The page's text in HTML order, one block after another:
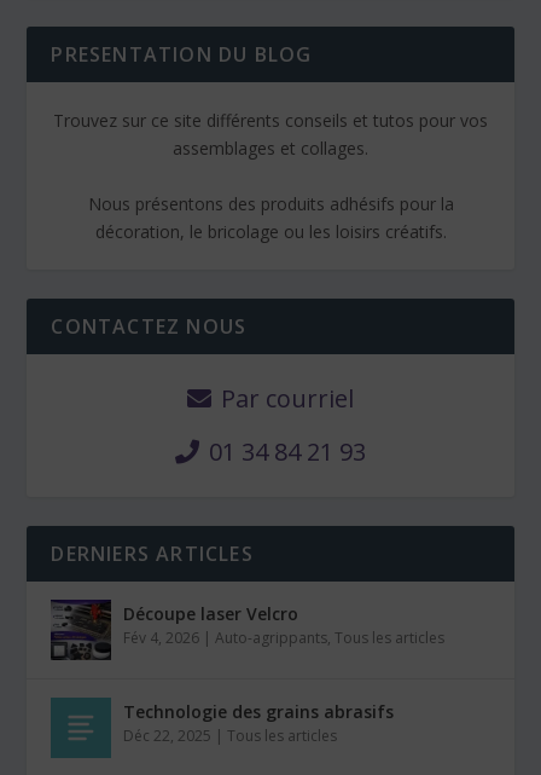
PRESENTATION DU BLOG
Trouvez sur ce site différents conseils et tutos pour vos
assemblages et collages.
Nous présentons des produits adhésifs pour la
décoration, le bricolage ou les loisirs créatifs.
CONTACTEZ NOUS
Par courriel
01 34 84 21 93
DERNIERS ARTICLES
Découpe laser Velcro
Fév 4, 2026 |Auto-agrippants,Tous les articles
Technologie des grains abrasifs
Déc 22, 2025 |Tous les articles